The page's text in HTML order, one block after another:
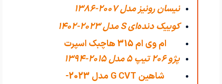
نیسان رونیز مدل 2007-1386
کوییک دنده‌ای S مدل 2023-1402
ام وی ام 315 هاچبک اسپرت
اکسلنت مدل
پژو 206 تیپ ۵ مدل 2015-1394
شاهین G CVT مدل 2023-